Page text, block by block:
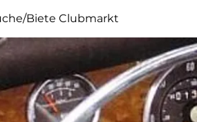
Biete Clubmarkt